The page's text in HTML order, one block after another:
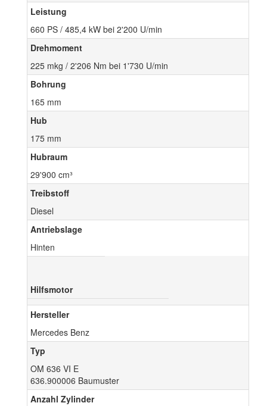
Leistung
660 PS / 485,4 kW bei 2'200 U/min
Drehmoment
225 mkg / 2'206 Nm bei 1'730 U/min
Bohrung
165 mm
Hub
175 mm
Hubraum
29'900 cm³
Treibstoff
Diesel
Antriebslage
Hinten
Hilfsmotor
Hersteller
Mercedes Benz
Typ
OM 636 VI E
636.900006 Baumuster
Anzahl Zylinder